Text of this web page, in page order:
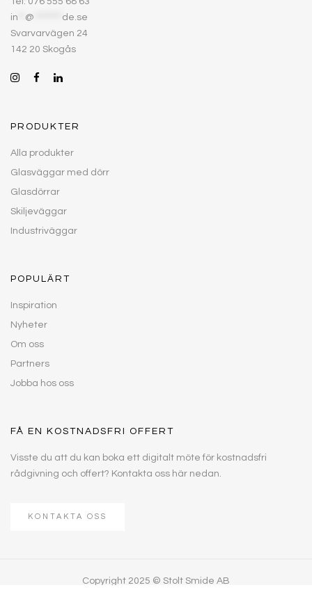
in
@
de.se
Svarvarvägen 24
142 20 Skogås
PRODUKTER
Alla produkter
Glasväggar med dörr
Glasdörrar
Skiljeväggar
Industriväggar
POPULÄRT
Inspiration
Nyheter
Om oss
Partners
Jobba hos oss
FÅ EN KOSTNADSFRI OFFERT
Visste du att du kan boka ett digitalt möte för kostnadsfri
rådgivning och offert? Kontakta oss här nedan.
KONTAKTA OSS
Copyright 2025 © Stolt Smide AB